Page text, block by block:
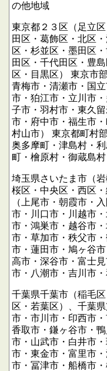
の他地域
東京都２３区（足立
田区・葛飾区・北区
区・杉並区・墨田区
田区・千代田区・豊
区・目黒区）
東京市
青梅市・清瀬市・国
市・狛江市・立川市
子市・羽村市・東久
市・府中市・福生市
村山市）
東京都町村
奥多摩町・津島村・
町・檜原村・御蔵島村
埼玉県さいたま市（
桜区・中央区・西区
（上尾市・朝霞市・
市・川口市・川越市
市・鴻巣市・越谷市
市・草加市・秩父市
市・蓮田市・鳩ヶ谷
高市・深谷市・富士
市・八潮市・吉川市・
千葉県千葉市（稲毛
区・若葉区）、千葉
市・市川市・印西市
香取市・鎌ヶ谷市・
市・山武市・白井市
市・東金市・富里市
市・冨津市・船橋市